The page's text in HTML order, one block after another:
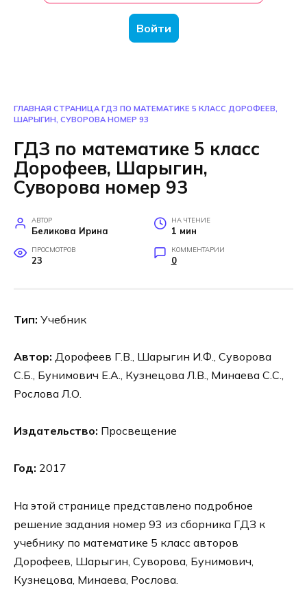
Войти
ГЛАВНАЯ СТРАНИЦА ГДЗ ПО МАТЕМАТИКЕ 5 КЛАСС ДОРОФЕЕВ,
ШАРЫГИН, СУВОРОВА НОМЕР 93
ГДЗ по математике 5 класс
Дорофеев, Шарыгин,
Суворова номер 93
АВТОР
Беликова Ирина
НА ЧТЕНИЕ
1 мин
ПРОСМОТРОВ
23
КОММЕНТАРИИ
0
Тип: Учебник
Автор: Дорофеев Г.В., Шарыгин И.Ф., Суворова
С.Б., Бунимович Е.А., Кузнецова Л.В., Минаева С.С.,
Рослова Л.О.
Издательство: Просвещение
Год: 2017
На этой странице представлено подробное
решение задания номер 93 из сборника ГДЗ к
учебнику по математике 5 класс авторов
Дорофеев, Шарыгин, Суворова, Бунимович,
Кузнецова, Минаева, Рослова.